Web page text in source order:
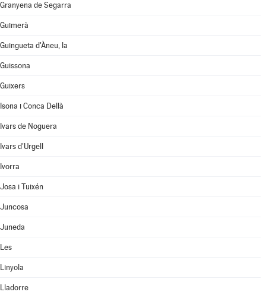
Granyena de Segarra
Guimerà
Guingueta d'Àneu, la
Guissona
Guixers
Isona i Conca Dellà
Ivars de Noguera
Ivars d'Urgell
Ivorra
Josa i Tuixén
Juncosa
Juneda
Les
Linyola
Lladorre